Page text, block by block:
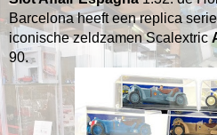
Barcelona heeft een replica
iconische zeldzamen Scalextric
90.